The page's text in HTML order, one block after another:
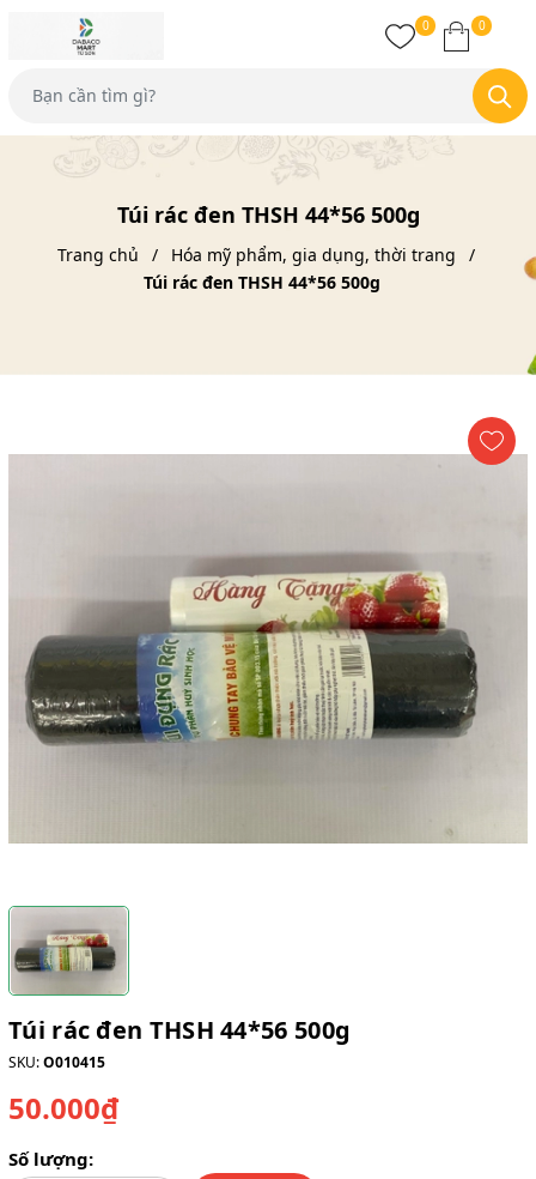
0 0
Túi rác đen THSH 44*56 500g
Trang chủ
Hóa mỹ phẩm, gia dụng, thời trang
Túi rác đen THSH 44*56 500g
Túi rác đen THSH 44*56 500g
SKU:O010415
50.000₫
Số lượng: